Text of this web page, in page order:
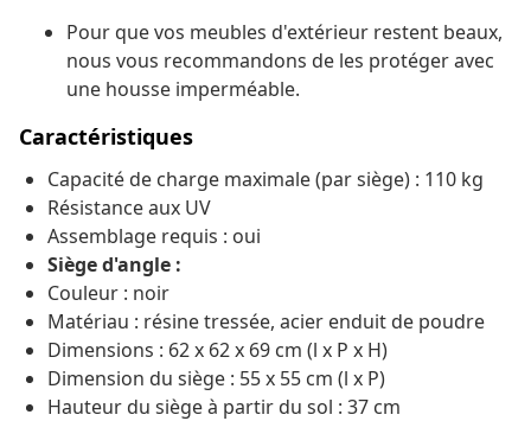
Pour que vos meubles d'extérieur restent beaux,
nous vous recommandons de les protéger avec
une housse imperméable.
Caractéristiques
Capacité de charge maximale (par siège) : 110 kg
Résistance aux UV
Assemblage requis : oui
Siège d'angle :
Couleur : noir
Matériau : résine tressée, acier enduit de poudre
Dimensions : 62 x 62 x 69 cm (l x P x H)
Dimension du siège : 55 x 55 cm (l x P)
Hauteur du siège à partir du sol : 37 cm